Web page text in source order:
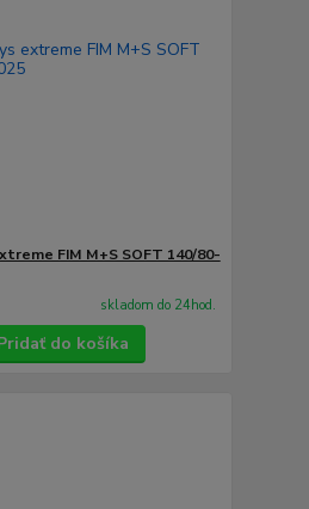
FIM M+S SOFT 140/80-
skladom do 24hod.
do košíka